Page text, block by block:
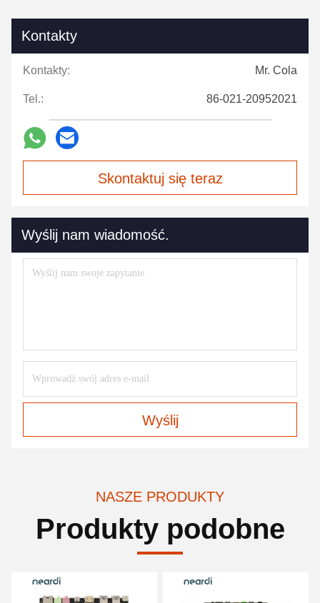
Kontakty
Kontakty: Mr. Cola
Tel.: 86-021-20952021
Skontaktuj się teraz
Wyślij nam wiadomość.
Wyślij
NASZE PRODUKTY
Produkty podobne